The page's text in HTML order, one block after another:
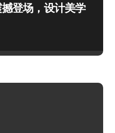
登场，设计美学